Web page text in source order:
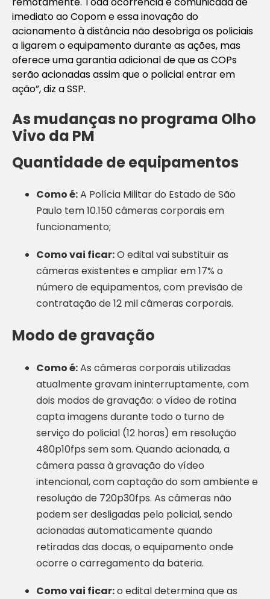
imediato ao Copom e essa inovação do
acionamento à distância não desobriga os policiais
a ligarem o equipamento durante as ações, mas
oferece uma garantia adicional de que as COPs
serão acionadas assim que o policial entrar em
ação”, diz a SSP.
As mudanças no programa Olho
Vivo da PM
Quantidade de equipamentos
Como é:A Polícia Militar do Estado de São
Paulo tem 10.150 câmeras corporais em
funcionamento;
Como vai ficar:O edital vai substituir as
câmeras existentes e ampliar em 17% o
número de equipamentos, com previsão de
contratação de 12 mil câmeras corporais.
Modo de gravação
Como é:As câmeras corporais utilizadas
atualmente gravam ininterruptamente, com
dois modos de gravação: o vídeo de rotina
capta imagens durante todo o turno de
serviço do policial (12 horas) em resolução
480p10fps sem som. Quando acionada, a
câmera passa à gravação do vídeo
intencional, com captação do som ambiente e
resolução de 720p30fps. As câmeras não
podem ser desligadas pelo policial, sendo
acionadas automaticamente quando
retiradas das docas, o equipamento onde
ocorre o carregamento da bateria.
Como vai ficar:o edital determina que as